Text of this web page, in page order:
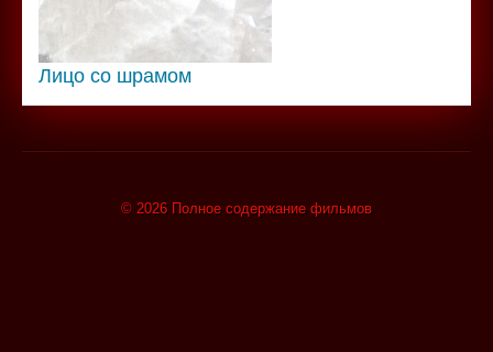
Лицо со шрамом
© 2026 Полное содержание фильмов